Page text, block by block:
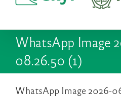
WhatsApp Image
08.26.50 (1)
WhatsApp Image 2026-